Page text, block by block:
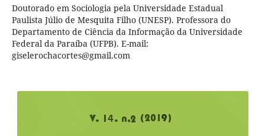
Doutorado em Sociologia pela Universidade Estadual
Paulista Júlio de Mesquita Filho (UNESP). Professora do
Departamento de Ciência da Informação da Universidade
Federal da Paraíba (UFPB). E-mail:
giselerochacortes@gmail.com